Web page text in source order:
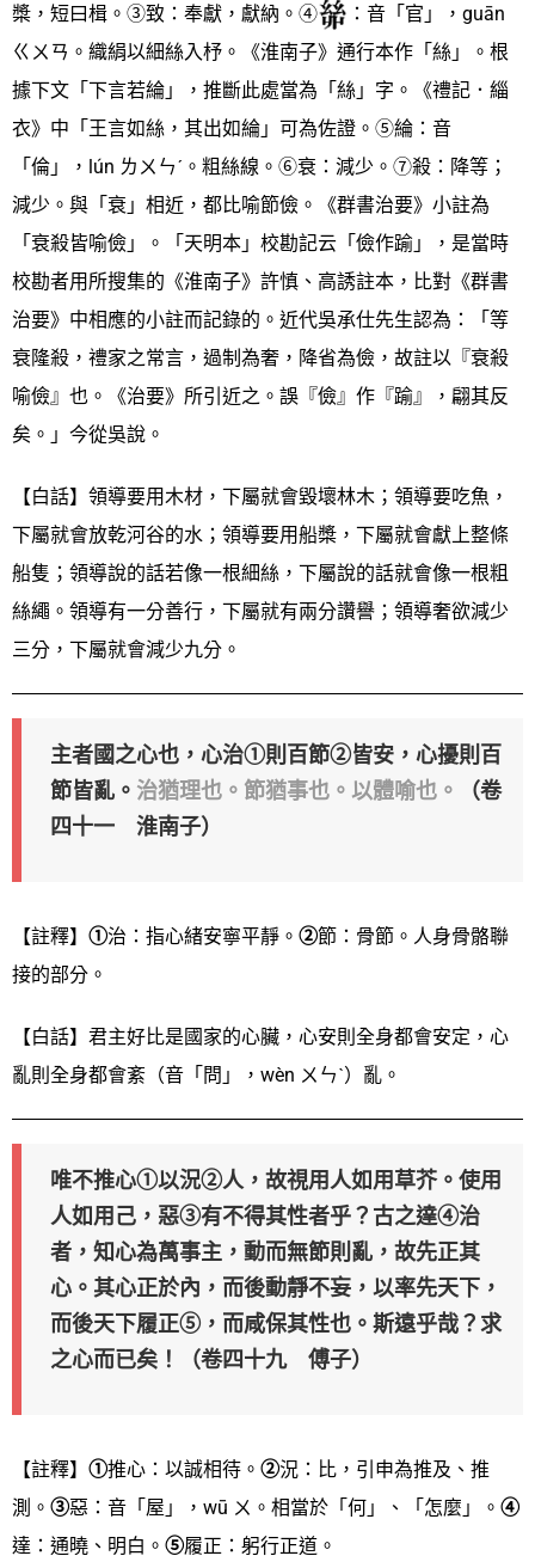
槳，短曰楫。③致：奉獻，獻納。④
：音「官」，guān
ㄍㄨㄢ。織絹以細絲入杼。《淮南子》通行本作「絲」。根
據下文「下言若綸」，推斷此處當為「絲」字。《禮記．緇
衣》中「王言如絲，其出如綸」可為佐證。⑤綸：音
「倫」，lún ㄌㄨㄣˊ。粗絲線。⑥衰：減少。⑦殺：降等；
減少。與「衰」相近，都比喻節儉。《群書治要》小註為
「衰殺皆喻儉」。「天明本」校勘記云「儉作踰」，是當時
校勘者用所搜集的《淮南子》許慎、高誘註本，比對《群書
治要》中相應的小註而記錄的。近代吳承仕先生認為：「等
衰隆殺，禮家之常言，過制為奢，降省為儉，故註以『衰殺
喻儉』也。《治要》所引近之。誤『儉』作『踰』，翩其反
矣。」今從吳說。
【白話】領導要用木材，下屬就會毀壞林木；領導要吃魚，
下屬就會放乾河谷的水；領導要用船槳，下屬就會獻上整條
船隻；領導說的話若像一根細絲，下屬說的話就會像一根粗
絲繩。領導有一分善行，下屬就有兩分讚譽；領導奢欲減少
三分，下屬就會減少九分。
主者國之心也，心治①則百節②皆安，心擾則百
節皆亂。 治猶理也。節猶事也。以體喻也。
（卷
四十一 淮南子）
【註釋】 ①治：指心緒安寧平靜。 ②節：骨節。人身骨骼聯
接的部分。
【白話】君主好比是國家的心臟，心安則全身都會安定，心
亂則全身都會紊（音「問」，wèn ㄨㄣˋ）亂。
唯不推心①以況②人，故視用人如用草芥。使用
人如用己，惡③有不得其性者乎？古之達④治
者，知心為萬事主，動而無節則亂，故先正其
心。其心正於內，而後動靜不妄，以率先天下，
而後天下履正⑤，而咸保其性也。斯遠乎哉？求
之心而已矣！（卷四十九 傅子）
【註釋】 ①推心：以誠相待。 ②況：比，引申為推及、推
測。 ③惡：音「屋」，wū ㄨ。相當於「何」、「怎麼」。 ④
達：通曉、明白。 ⑤履正：躬行正道。